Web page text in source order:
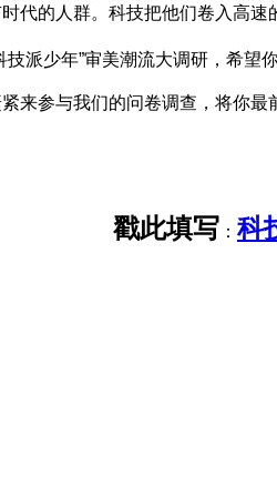
代的人群。科技把他们卷入高
技派少年”审美潮流大调研，希望
来参与我们的问卷调查，将你最
戳此填写 ： 科